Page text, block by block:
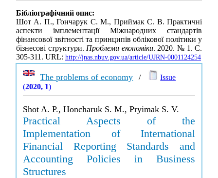
Бібліографічний опис:
Шот А. П., Гончарук С. М., Приймак С. В. Практичні
аспекти імплементації Міжнародних стандартів
фінансової звітності та принципів облікової політики у
бізнесові структури. Проблеми економіки. 2020. № 1. С.
305-311. URL: http://jnas.nbuv.gov.ua/article/UJRN-0001124254
The problems of economy /
Issue
(2020, 1)
Shot A. P., Honcharuk S. M., Pryimak S. V.
Practical Aspects of the
Implementation of International
Financial Reporting Standards and
Accounting Policies in Business
Structures